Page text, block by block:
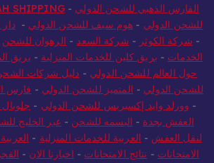
الفارس الذهبي للشحن الدولي -
SHIPPING
للشحن الدولي - هوم سيف للشحن الدولي -
- شركة الكوثر - شركة السعد - الرهوان للشحن
الخدمات - بريق كلين للخدمات المنزلية - بريق
حول العالم للشحن الدولي - دليل شركات
للشحن الدولي - المتميز للشحن الدولي - فارس
- وورلد وايد إكسبريس للشحن الدولي -
العفش بجدة - البسمه للشحن - عبر الخليج
لنقل العفش - العربية للخدمات المنزلية -
الامتحانات - نتائج الامتحانات - اخبارنا الان -